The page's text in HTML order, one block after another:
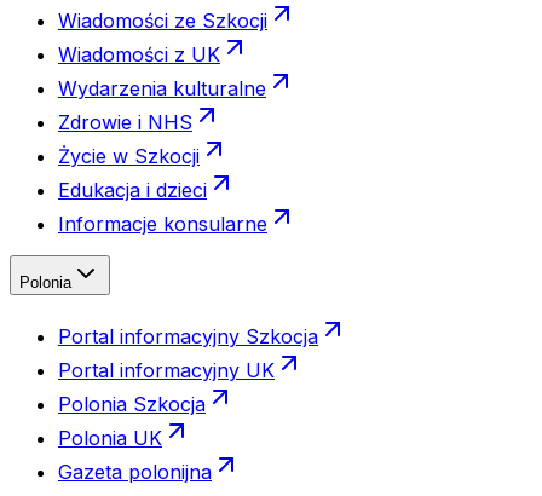
Wiadomości ze Szkocji
Wiadomości z UK
Wydarzenia kulturalne
Zdrowie i NHS
Życie w Szkocji
Edukacja i dzieci
Informacje konsularne
Polonia
Portal informacyjny Szkocja
Portal informacyjny UK
Polonia Szkocja
Polonia UK
Gazeta polonijna